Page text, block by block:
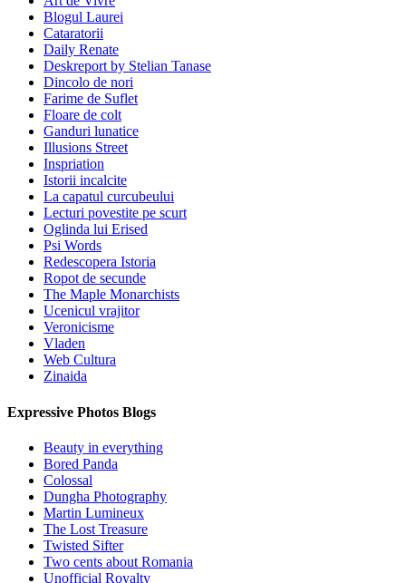
Blogul Laurei
Cataratorii
Daily Renate
Deskreport by Stelian Tanase
Dincolo de nori
Farime de Suflet
Floare de colt
Ganduri lunatice
Illusions Street
Inspriation
Istorii incalcite
La capatul curcubeului
Lecturi povestite pe scurt
Oglinda lui Erised
Psi Words
Redescopera Istoria
Ropot de secunde
The Maple Monarchists
Ucenicul vrajitor
Veronicisme
Vladen
Web Cultura
Zinaida
Expressive Photos Blogs
Beauty in everything
Bored Panda
Colossal
Dungha Photography
Martin Lumineux
The Lost Treasure
Twisted Sifter
Two cents about Romania
Unofficial Royalty